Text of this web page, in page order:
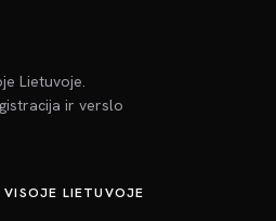
Lietuvoje.
ir verslo
LIETUVOJE